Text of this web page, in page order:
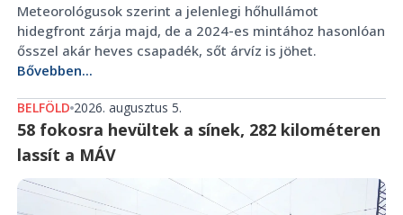
Meteorológusok szerint a jelenlegi hőhullámot
hidegfront zárja majd, de a 2024-es mintához hasonlóan
ősszel akár heves csapadék, sőt árvíz is jöhet.
Bővebben...
BELFÖLD 2026. augusztus 5.
58 fokosra hevültek a sínek, 282 kilométeren
lassít a MÁV